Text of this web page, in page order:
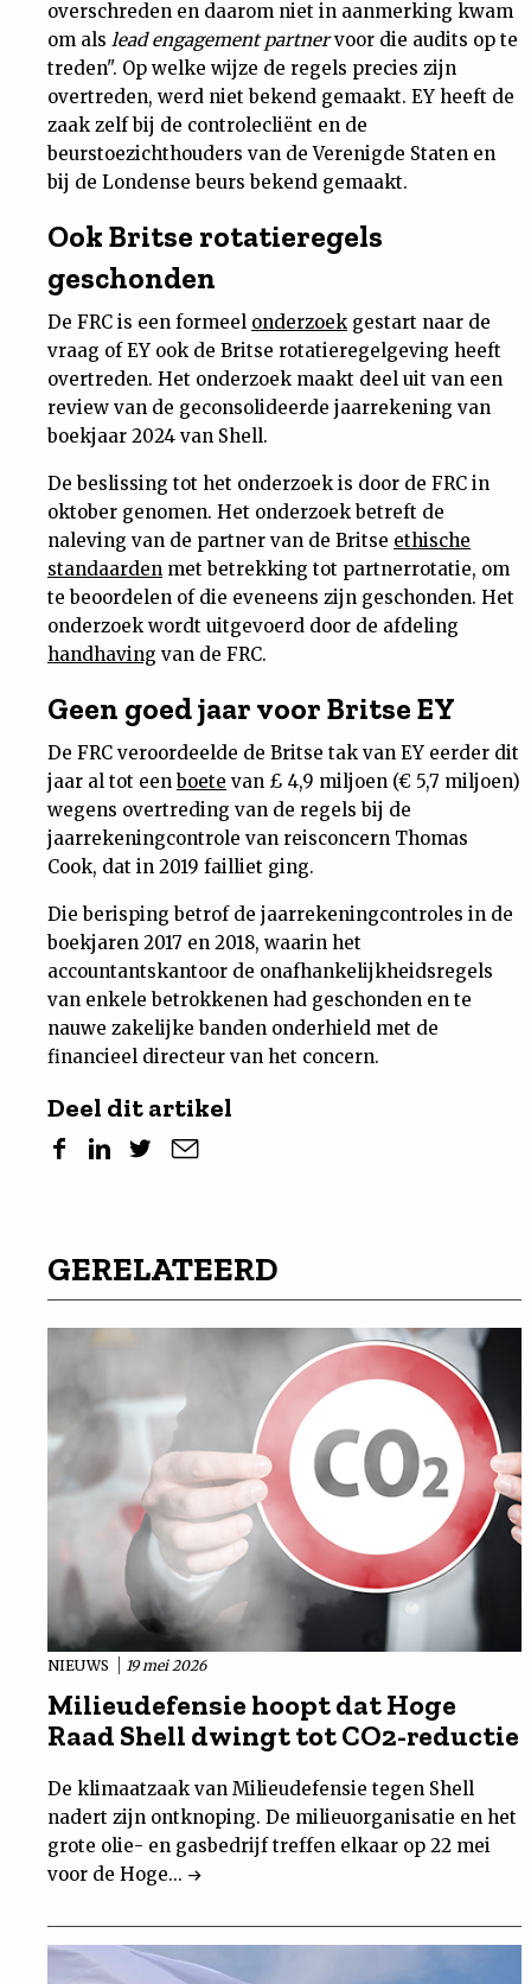
overschreden en daarom niet in aanmerking kwam
om als lead engagement partnervoor die audits op te
treden". Op welke wijze de regels precies zijn
overtreden, werd niet bekend gemaakt. EY heeft de
zaak zelf bij de controlecliënt en de
beurstoezichthouders van de Verenigde Staten en
bij de Londense beurs bekend gemaakt.
Ook Britse rotatieregels
geschonden
De FRC is een formeel onderzoek gestart naar de
vraag of EY ook de Britse rotatieregelgeving heeft
overtreden. Het onderzoek maakt deel uit van een
review van de geconsolideerde jaarrekening van
boekjaar 2024 van Shell.
De beslissing tot het onderzoek is door de FRC in
oktober genomen. Het onderzoek betreft de
naleving van de partner van de Britse ethische
standaarden met betrekking tot partnerrotatie, om
te beoordelen of die eveneens zijn geschonden. Het
onderzoek wordt uitgevoerd door de afdeling
handhaving van de FRC.
Geen goed jaar voor Britse EY
De FRC veroordeelde de Britse tak van EY eerder dit
jaar al tot eenboete van £ 4,9 miljoen (€ 5,7 miljoen)
wegens overtreding van de regels bij de
jaarrekeningcontrole van reisconcern Thomas
Cook, dat in 2019 failliet ging.
Die berisping betrof de jaarrekeningcontroles in de
boekjaren 2017 en 2018, waarin het
accountantskantoor de onafhankelijkheidsregels
van enkele betrokkenen had geschonden en te
nauwe zakelijke banden onderhield met de
financieel directeur van het concern.
Deel dit artikel
GERELATEERD
NIEUWS 19 mei 2026
Milieudefensie hoopt dat Hoge
Raad Shell dwingt tot CO2-reductie
De klimaatzaak van Milieudefensie tegen Shell
nadert zijn ontknoping. De milieuorganisatie en het
grote olie- en gasbedrijf treffen elkaar op 22 mei
voor de Hoge...